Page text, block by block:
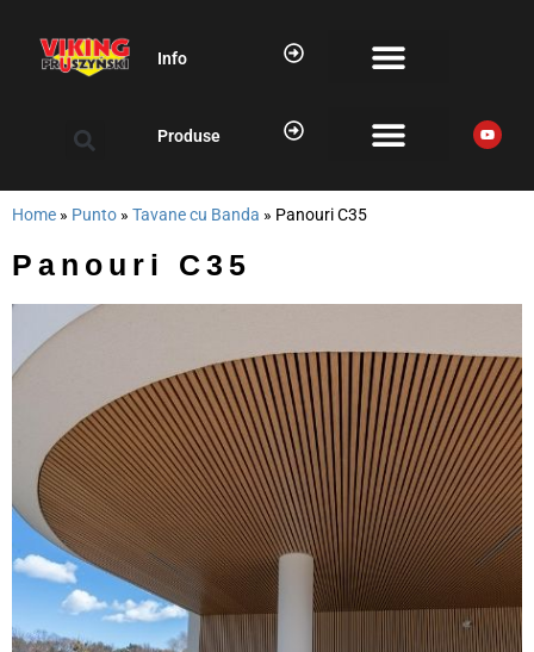
Info
Produse
Home » Punto » Tavane cu Banda » Panouri C35
Panouri C35